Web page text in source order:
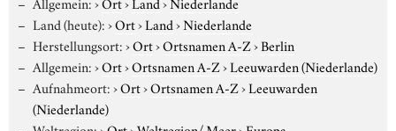
Land (heute):›Ort›Land›Niederlande
Herstellungsort:›Ort›Ortsnamen A-Z›Berlin
Allgemein:›Ort›Ortsnamen A-Z›Leeuwarden (Niederlande)
Aufnahmeort:›Ort›Ortsnamen A-Z›Leeuwarden
(Niederlande)